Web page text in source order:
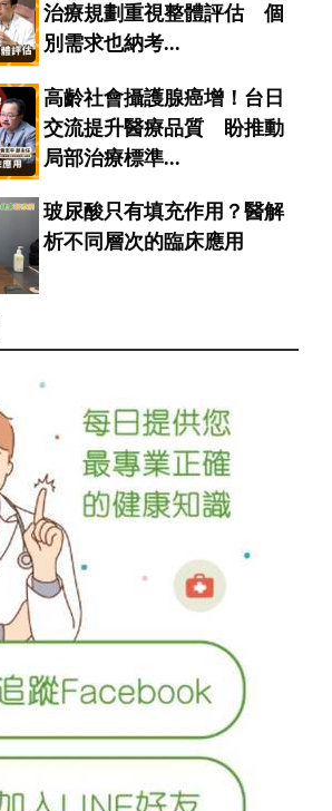
治療規劃重視整體評估 個
別需求也納考...
高齡社會攝護腺癌增！台日
交流提升醫療品質 盼推動
局部治療標準...
玻尿酸只有填充作用？醫解
析不同層次的臨床應用